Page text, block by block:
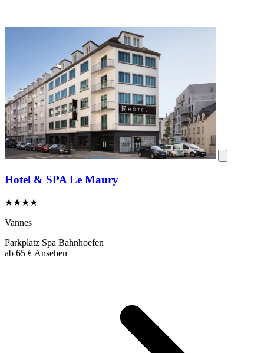
Hotel & SPA Le Maury
★★★★
Vannes
Parkplatz Spa Bahnhoefen
ab 65 € Ansehen